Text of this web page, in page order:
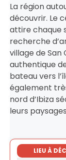
La région
découvrir. Le
attire chaque
recherche
village de San
authentique
bateau vers
également
nord d’Ibiza
leurs
LIEU À